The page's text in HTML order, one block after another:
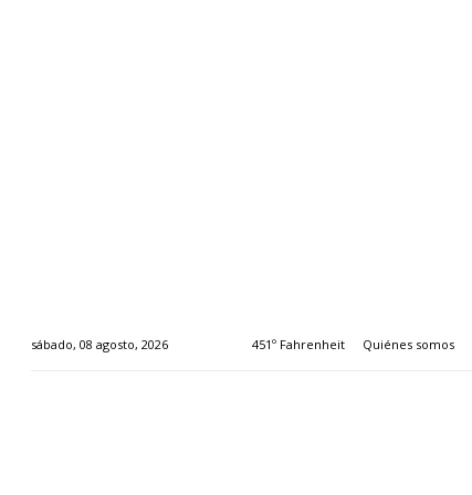
sábado, 08 agosto, 2026 451º Fahrenheit Quiénes somos